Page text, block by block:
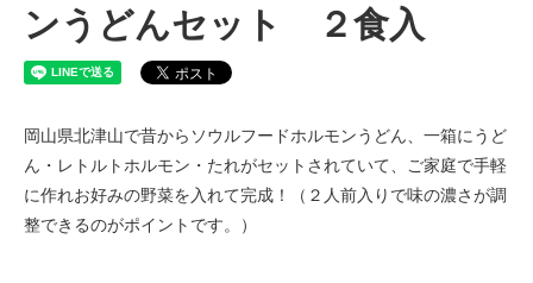
ンうどんセット ２食入
岡山県北津山で昔からソウルフードホルモンうどん、一箱にうど
ん・レトルトホルモン・たれがセットされていて、ご家庭で手軽
に作れお好みの野菜を入れて完成！（２人前入りで味の濃さが調
整できるのがポイントです。）